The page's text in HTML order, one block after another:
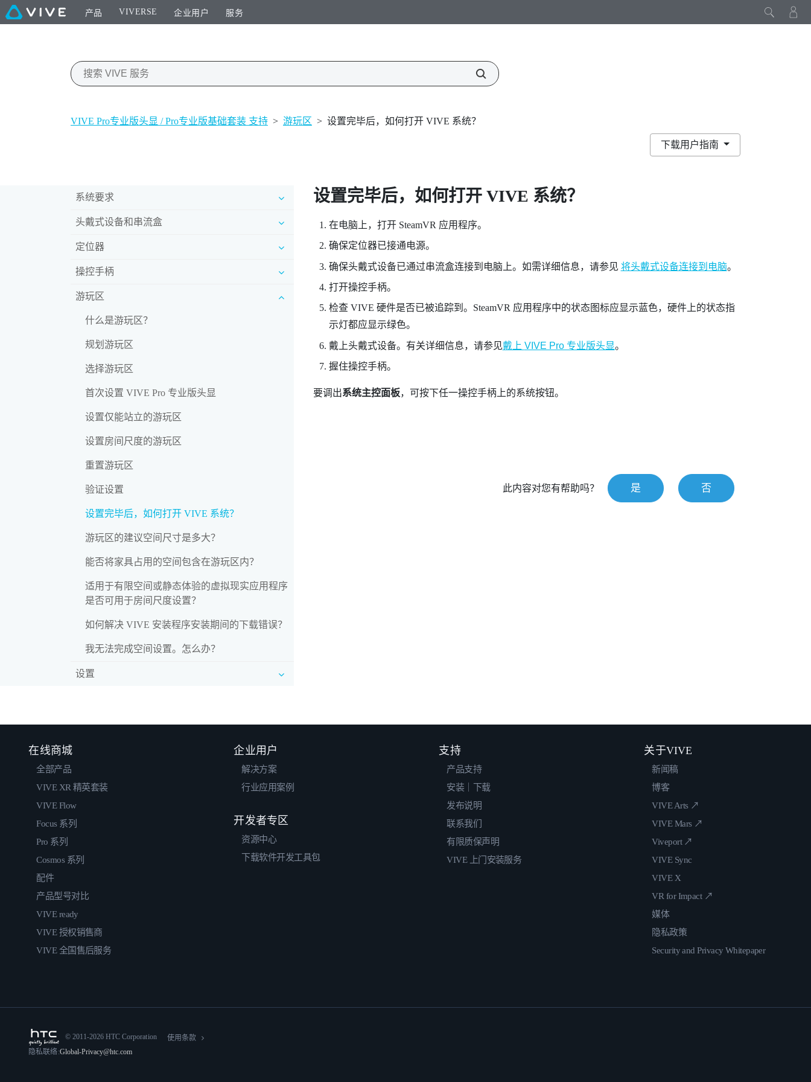
产品 VIVERSE 企业用户 服务
VIVE Pro专业版头显 / Pro专业版基础套装 支持 > 游玩区 > 设置完毕后，如何打开 VIVE 系统？
下载用户指南
系统要求
头戴式设备和串流盒
定位器
操控手柄
游玩区
什么是游玩区？
规划游玩区
选择游玩区
首次设置 VIVE Pro 专业版头显
设置仅能站立的游玩区
设置房间尺度的游玩区
重置游玩区
验证设置
设置完毕后，如何打开 VIVE 系统？
游玩区的建议空间尺寸是多大？
能否将家具占用的空间包含在游玩区内？
适用于有限空间或静态体验的虚拟现实应用程序
是否可用于房间尺度设置？
如何解决 VIVE 安装程序安装期间的下载错误？
我无法完成空间设置。怎么办？
设置
设置完毕后，如何打开 VIVE 系统？
在电脑上，打开 SteamVR 应用程序。
确保定位器已接通电源。
确保头戴式设备已通过串流盒连接到电脑上。如需详细信息，请参见 将头戴式设备连接到电脑。
打开操控手柄。
检查 VIVE 硬件是否已被追踪到。 SteamVR应用程序中的状态图标应显示蓝色，硬件上的状态指
示灯都应显示绿色。
戴上头戴式设备。有关详细信息，请参见戴上 VIVE Pro 专业版头显。
握住操控手柄。
要调出系统主控面板，可按下任一操控手柄上的系统按钮。
此内容对您有帮助吗？ 是 否
在线商城
全部产品
VIVE XR 精英套装
VIVE Flow
Focus 系列
Pro 系列
Cosmos 系列
配件
产品型号对比
VIVE ready
VIVE 授权销售商
VIVE 全国售后服务
企业用户
解决方案
行业应用案例
开发者专区
资源中心
下载软件开发工具包
支持
产品支持
安装｜下载
发布说明
联系我们
有限质保声明
VIVE 上门安装服务
关于VIVE
新闻稿
博客
VIVE Arts ↗
VIVE Mars ↗
Viveport ↗
VIVE Sync
VIVE X
VR for Impact ↗
媒体
隐私政策
Security and Privacy Whitepaper
© 2011-2026 HTC Corporation
使用条款
隐私联络:Global-Privacy@htc.com